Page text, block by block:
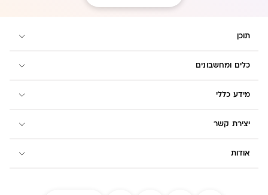
תוכן
כלים ומחשבונים
מידע כללי
יצירת קשר
אודות